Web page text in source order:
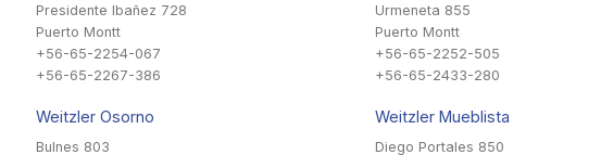
Presidente Ibañez 728
Puerto Montt
+56-65-2254-067
+56-65-2267-386
Weitzler Osorno
Bulnes 803
Urmeneta 855
Puerto Montt
+56-65-2252-505
+56-65-2433-280
Weitzler Mueblista
Diego Portales 850